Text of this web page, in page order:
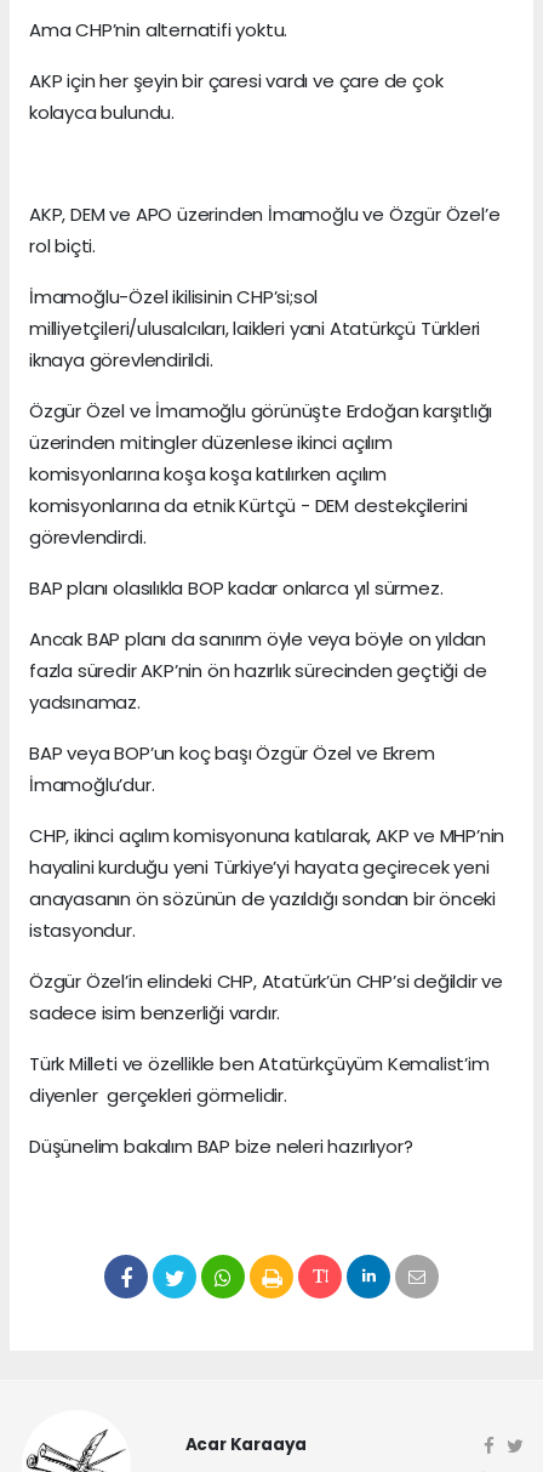
Ama CHP’nin alternatifi yoktu.
AKP için her şeyin bir çaresi vardı ve çare de çok
kolayca bulundu.
AKP, DEM ve APO üzerinden İmamoğlu ve Özgür Özel’e
rol biçti.
İmamoğlu-Özel ikilisinin CHP’si;sol
milliyetçileri/ulusalcıları, laikleri yani Atatürkçü Türkleri
iknaya görevlendirildi.
Özgür Özel ve İmamoğlu görünüşte Erdoğan karşıtlığı
üzerinden mitingler düzenlese ikinci açılım
komisyonlarına koşa koşa katılırken açılım
komisyonlarına da etnik Kürtçü - DEM destekçilerini
görevlendirdi.
BAP planı olasılıkla BOP kadar onlarca yıl sürmez.
Ancak BAP planı da sanırım öyle veya böyle on yıldan
fazla süredir AKP’nin ön hazırlık sürecinden geçtiği de
yadsınamaz.
BAP veya BOP’un koç başı Özgür Özel ve Ekrem
İmamoğlu’dur.
CHP, ikinci açılım komisyonuna katılarak, AKP ve MHP’nin
hayalini kurduğu yeni Türkiye’yi hayata geçirecek yeni
anayasanın ön sözünün de yazıldığı sondan bir önceki
istasyondur.
Özgür Özel’in elindeki CHP, Atatürk’ün CHP’si değildir ve
sadece isim benzerliği vardır.
Türk Milleti ve özellikle ben Atatürkçüyüm Kemalist’im
diyenler gerçekleri görmelidir.
Düşünelim bakalım BAP bize neleri hazırlıyor?
Acar Karaaya